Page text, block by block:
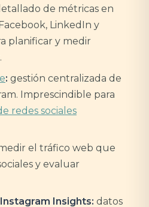
de métricas en
LinkedIn y
planificar y medir
: gestión centralizada de
Imprescindible para
redes sociales
el tráfico web que
y evaluar
Insights: datos